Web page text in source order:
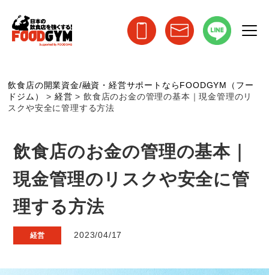
飲食店の開業資金/融資・経営サポートならFOODGYM（フー
ドジム）
>経営 >飲食店のお金の管理の基本｜現金管理のリ
スクや安全に管理する方法
飲食店のお金の管理の基本｜
現金管理のリスクや安全に管
理する方法
経営 2023/04/17